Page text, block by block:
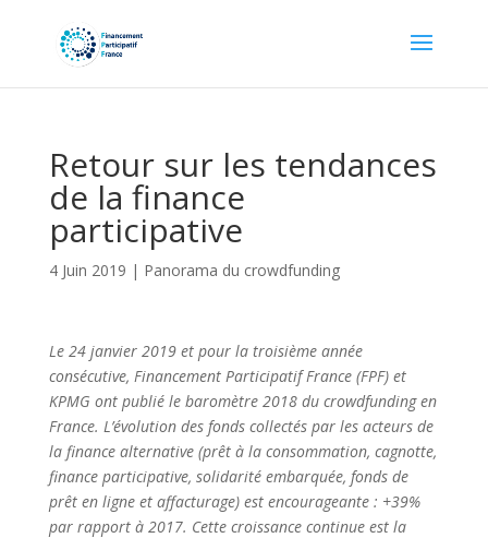
Retour sur les tendances
de la finance
participative
4 Juin 2019 | Panorama du crowdfunding
Le 24 janvier 2019 et pour la troisième année
consécutive, Financement Participatif France (FPF) et
KPMG ont publié le baromètre 2018 du crowdfunding en
France. L’évolution des fonds collectés par les acteurs de
la finance alternative (prêt à la consommation, cagnotte,
finance participative, solidarité embarquée, fonds de
prêt en ligne et affacturage) est encourageante : +39%
par rapport à 2017. Cette croissance continue est la